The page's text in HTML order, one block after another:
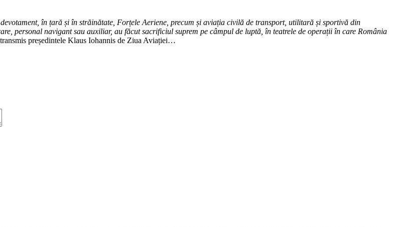
în țară și în străinătate, Forțele Aeriene, precum și aviația civilă de transport, utilitară și sportivă din
personal navigant sau auxiliar, au făcut sacrificiul suprem pe câmpul de luptă, în teatrele de operații în care România
președintele Klaus Iohannis de Ziua Aviației…